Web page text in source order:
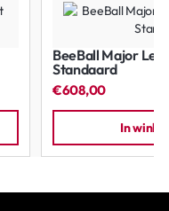
BeeBall Major
Standaard
€608,00
In